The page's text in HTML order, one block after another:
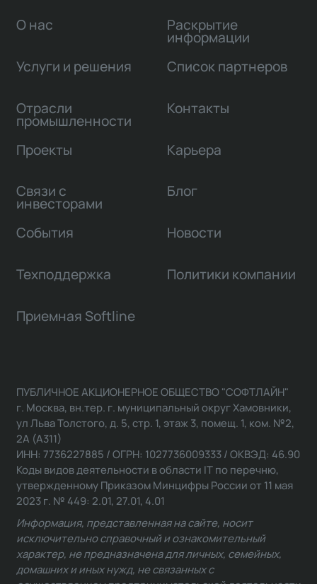
О нас
Услуги и решения
Отрасли
промышленности
Проекты
Связи с
инвесторами
Раскрытие
информации
Список партнеров
Контакты
Карьера
Блог
События Новости
Техподдержка Политики компании
Приемная Softline
ПУБЛИЧНОЕ АКЦИОНЕРНОЕ ОБЩЕСТВО "СОФТЛАЙН"
г. Москва, вн.тер. г. муниципальный округ Хамовники,
ул Льва Толстого, д. 5, стр. 1, этаж 3, помещ. 1, ком. №2,
2А (А311)
ИНН: 7736227885 / ОГРН: 1027736009333 / ОКВЭД: 46.90
Коды видов деятельности в области IT по перечню,
утвержденному Приказом Минцифры России от 11 мая
2023 г. № 449: 2.01, 27.01, 4.01
Информация, представленная на сайте, носит
исключительно справочный и ознакомительный
характер, не предназначена для личных, семейных,
домашних и иных нужд, не связанных с